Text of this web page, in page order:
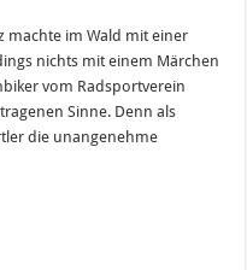
machte im Wald mit einer
nichts mit einem Märchen
vom Radsportverein
Sinne. Denn als
die unangenehme